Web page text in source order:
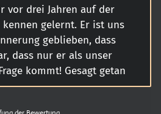
vor drei Jahren auf der
kennen gelernt. Er ist uns
geblieben, dass
dass nur er als unser
kommt! Gesagt getan
Hochzeit gebucht.